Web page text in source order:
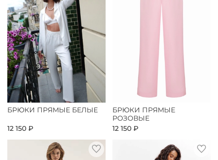
БРЮКИ ПРЯМЫЕ БЕЛЫЕ
12 150 ₽
БРЮКИ ПРЯМЫЕ
РОЗОВЫЕ
12 150 ₽